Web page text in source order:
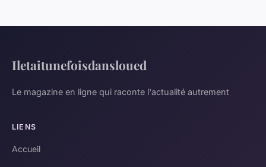
Iletaitunefoisdansloued
Le magazine en ligne qui raconte l'actualité autrement
LIENS
Accueil